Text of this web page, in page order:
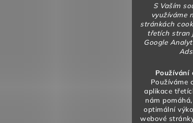
S Vaším
využíváme
stránkách
třetích stran
Google
Používání
Používáme
aplikace
nám
optimální
webové